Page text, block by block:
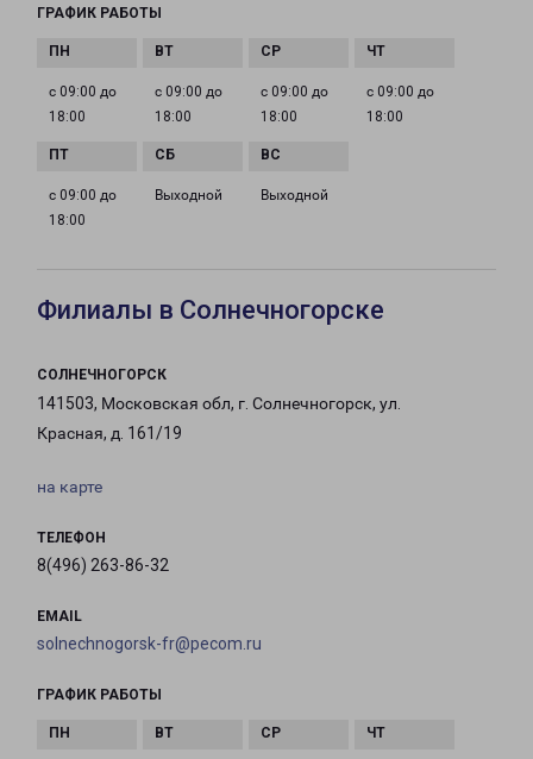
ГРАФИК РАБОТЫ
с 09:00 до
18:00
с 09:00 до
18:00
с 09:00 до
18:00
с 09:00 до
18:00
с 09:00 до
18:00
Выходной Выходной
Филиалы в Солнечногорске
СОЛНЕЧНОГОРСК
141503, Московская обл, г. Солнечногорск, ул.
Красная, д. 161/19
на карте
ТЕЛЕФОН
8(496) 263-86-32
EMAIL
solnechnogorsk-fr@pecom.ru
ГРАФИК РАБОТЫ